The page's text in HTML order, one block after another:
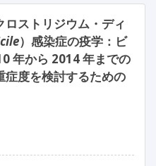
ストリジウム・ディ
）感染症の疫学：ビ
年から 2014 年までの
症度を検討するための